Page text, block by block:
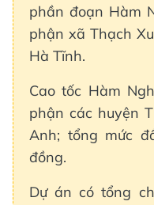
phần đoạn Hàm
phận xã Thạch
Hà Tĩnh.
Cao tốc Hàm
phận các huyện
Anh; tổng mức
đồng.
Dự án có tổng